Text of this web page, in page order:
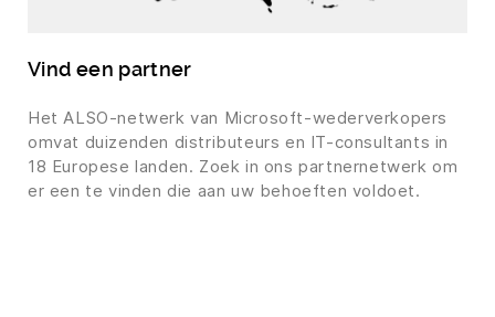
Vind een partner
Het ALSO-netwerk van Microsoft-wederverkopers
omvat duizenden distributeurs en IT-consultants in
18 Europese landen. Zoek in ons partnernetwerk om
er een te vinden die aan uw behoeften voldoet.